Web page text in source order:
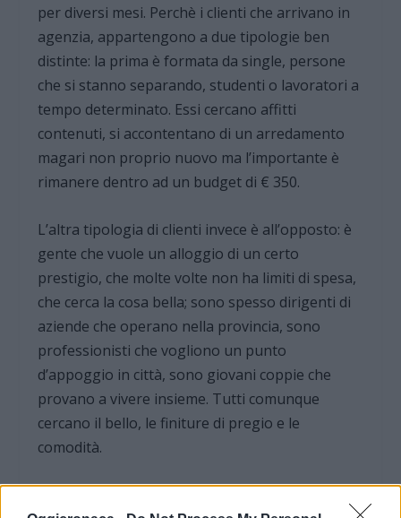
per diversi mesi. Perchè i clienti che arrivano in
agenzia, appartengono a due tipologie ben
distinte: la prima è formata da single, persone
che si stanno separando, studenti o lavoratori a
tempo determinato. Essi cercano affitti
contenuti, si accontentano di un arredamento
magari non proprio nuovo ma l’importante è
rimanere dentro ad un budget di € 350.
L’altra tipologia di clienti invece è all’opposto: è
gente che vuole un alloggio di un certo
prestigio, che molte volte non ha limiti di spesa,
che cerca la cosa bella; sono spesso dirigenti di
aziende che operano nella provincia, sono
professionisti che vogliono un punto
d’appoggio in città, sono giovani coppie che
provano a vivere insieme. Tutti comunque
cercano il bello, le finiture di pregio e le
comodità.